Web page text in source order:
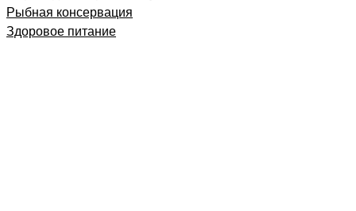
Рыбная консервация
Здоровое питание